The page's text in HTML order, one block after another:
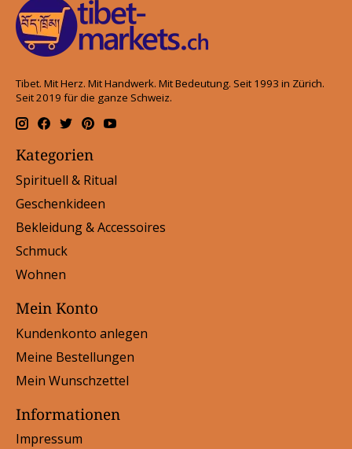
Tibet. Mit Herz. Mit Handwerk. Mit Bedeutung. Seit 1993 in Zürich.
Seit 2019 für die ganze Schweiz.
Kategorien
Spirituell & Ritual
Geschenkideen
Bekleidung & Accessoires
Schmuck
Wohnen
Mein Konto
Kundenkonto anlegen
Meine Bestellungen
Mein Wunschzettel
Informationen
Impressum